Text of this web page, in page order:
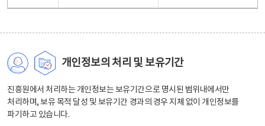
개인정보의 처리 및 보유기간
진흥원에서 처리하는 개인정보는 보유기간으로 명시된 범위내에서만
처리하며, 보유 목적 달성 및 보유기간 경과의 경우 지체 없이 개인정보를
파기하고 있습니다.